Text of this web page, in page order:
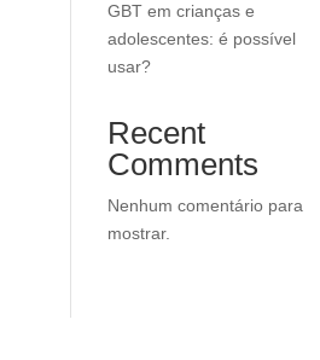
GBT em crianças e
adolescentes: é possível
usar?
Recent
Comments
Nenhum comentário para
mostrar.